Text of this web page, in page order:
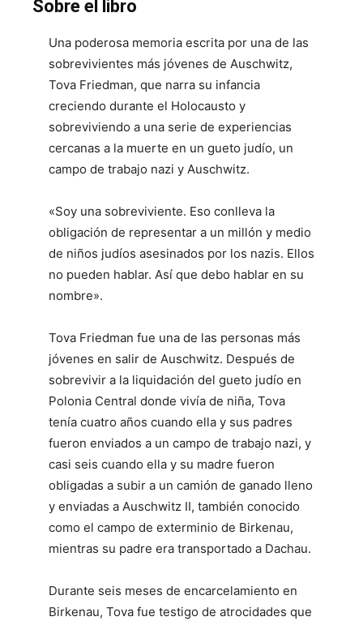
Sobre el libro
Una poderosa memoria escrita por una de las
sobrevivientes más jóvenes de Auschwitz,
Tova Friedman, que narra su infancia
creciendo durante el Holocausto y
sobreviviendo a una serie de experiencias
cercanas a la muerte en un gueto judío, un
campo de trabajo nazi y Auschwitz.
«Soy una sobreviviente. Eso conlleva la
obligación de representar a un millón y medio
de niños judíos asesinados por los nazis. Ellos
no pueden hablar. Así que debo hablar en su
nombre».
Tova Friedman fue una de las personas más
jóvenes en salir de Auschwitz. Después de
sobrevivir a la liquidación del gueto judío en
Polonia Central donde vivía de niña, Tova
tenía cuatro años cuando ella y sus padres
fueron enviados a un campo de trabajo nazi, y
casi seis cuando ella y su madre fueron
obligadas a subir a un camión de ganado lleno
y enviadas a Auschwitz II, también conocido
como el campo de exterminio de Birkenau,
mientras su padre era transportado a Dachau.
Durante seis meses de encarcelamiento en
Birkenau, Tova fue testigo de atrocidades que